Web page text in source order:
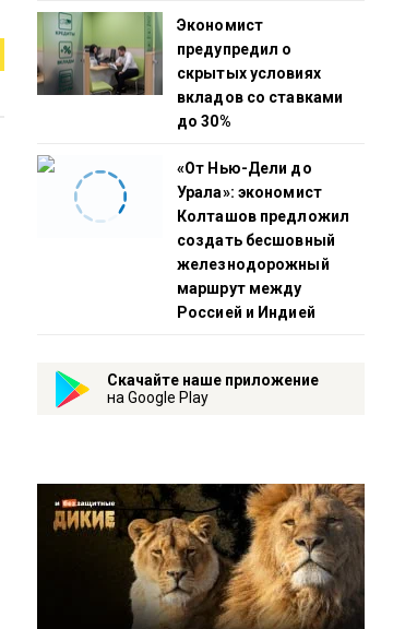
Экономист
предупредил о
скрытых условиях
вкладов со ставками
до 30%
«От Нью-Дели до
Урала»: экономист
Колташов предложил
создать бесшовный
железнодорожный
маршрут между
Россией и Индией
Скачайте наше приложение
на Google Play